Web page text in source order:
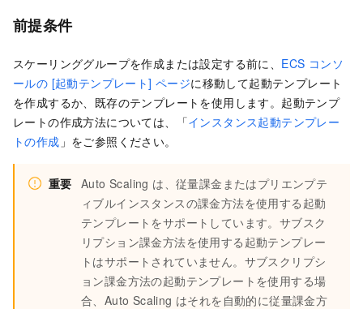
前提条件
スケーリンググループを作成または設定する前に、 ECS コンソ
ールの [起動テンプレート] ページに移動して起動テンプレート
を作成するか、既存のテンプレートを使用します。起動テンプ
レートの作成方法については、「インスタンス起動テンプレー
トの作成 」をご参照ください。
重要 Auto Scaling は、従量課金またはプリエンプテ
ィブルインスタンスの課金方法を使用する起動
テンプレートをサポートしています。サブスク
リプション課金方法を使用する起動テンプレー
トはサポートされていません。サブスクリプシ
ョン課金方法の起動テンプレートを使用する場
合、Auto Scaling はそれを自動的に従量課金方